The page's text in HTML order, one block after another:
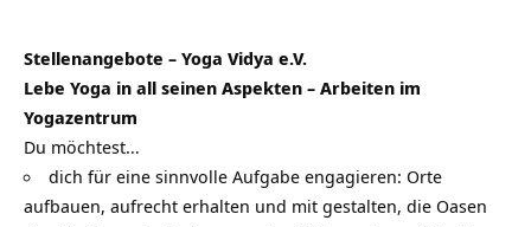
Stellenangebote – Yoga Vidya e.V.
Lebe Yoga in all seinen Aspekten – Arbeiten im
Yogazentrum
Du möchtest…
dich für eine sinnvolle Aufgabe engagieren: Orte
aufbauen, aufrecht erhalten und mit gestalten, die Oasen